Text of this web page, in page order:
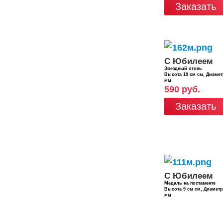
Заказать
С Юбилеем
Звездный огонь
Высота 19 см см,
мм
590 руб.
Заказать
С Юбилеем
Медаль на постаменте
Высота 9 см см,
мм